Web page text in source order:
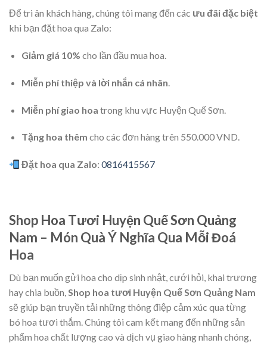
Để tri ân khách hàng, chúng tôi mang đến các ưu đãi đặc biệt
khi bạn đặt hoa qua Zalo:
Giảm giá 10% cho lần đầu mua hoa.
Miễn phí thiệp và lời nhắn cá nhân
Miễn phí giao hoa trong khu vực Huyện Quế Sơn.
Tặng hoa thêm cho các đơn hàng trên 550.000 VND.
Đặt hoa qua Zalo:0816415567
Shop Hoa Tươi Huyện Quế Sơn Quảng
Nam – Món Quà Ý Nghĩa Qua Mỗi Đoá
Hoa
Dù bạn muốn gửi hoa cho dịp sinh nhật, cưới hỏi, khai trương
hay chia buồn,Shop hoa tươi Huyện Quế Sơn Quảng Nam
sẽ giúp bạn truyền tải những thông điệp cảm xúc qua từng
bó hoa tươi thắm. Chúng tôi cam kết mang đến những sản
phẩm hoa chất lượng cao và dịch vụ giao hàng nhanh chóng,